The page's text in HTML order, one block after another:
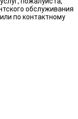
обслуживания
по контактному